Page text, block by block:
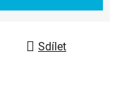
Sdílet